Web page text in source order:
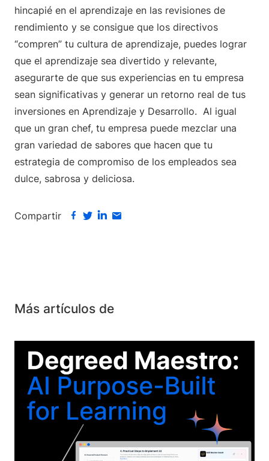
hincapié en el aprendizaje en las revisiones de
rendimiento y se consigue que los directivos
“compren” tu cultura de aprendizaje, puedes lograr
que el aprendizaje sea divertido y relevante,
asegurarte de que sus experiencias en tu empresa
sean significativas y generar un retorno real de tus
inversiones en Aprendizaje y Desarrollo. Al igual
que un gran chef, tu empresa puede mezclar una
gran variedad de sabores que hacen que tu
estrategia de compromiso de los empleados sea
dulce, sabrosa y deliciosa.
Compartir
Más artículos de